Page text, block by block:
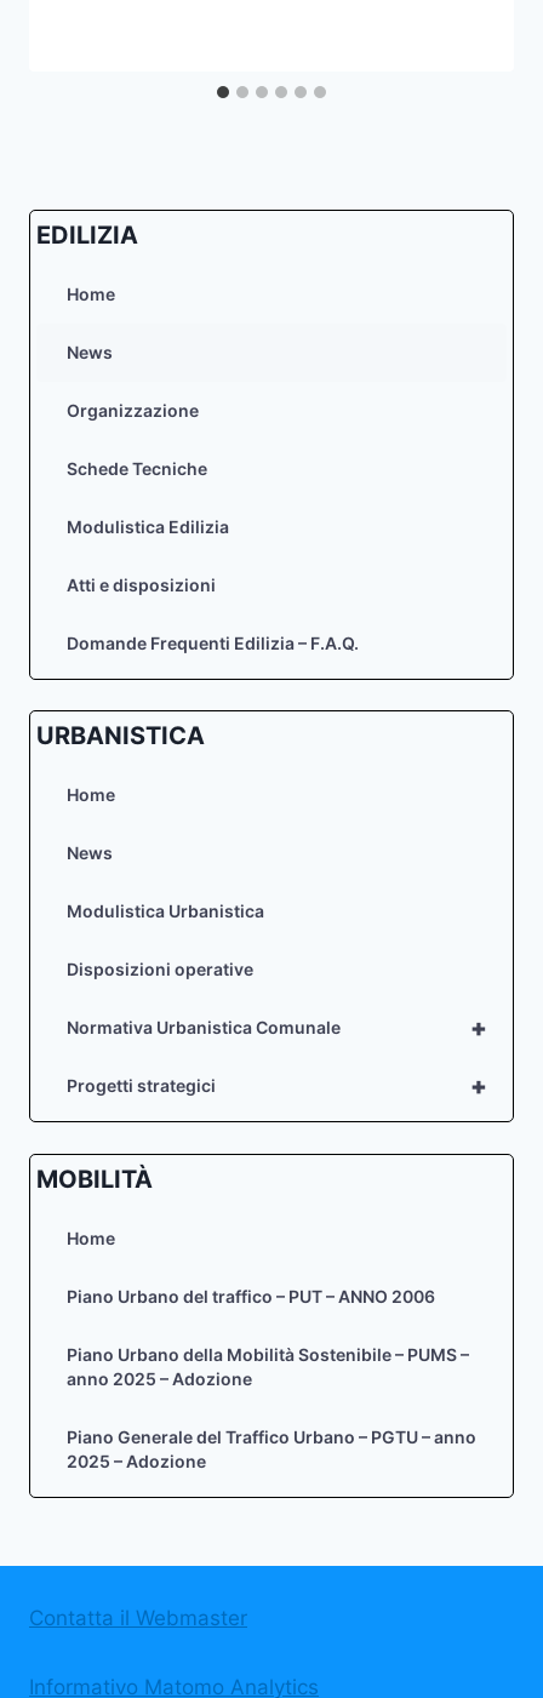
EDILIZIA
Home
News
Organizzazione
Schede Tecniche
Modulistica Edilizia
Atti e disposizioni
Domande Frequenti Edilizia – F.A.Q.
URBANISTICA
Home
News
Modulistica Urbanistica
Disposizioni operative
+
Normativa Urbanistica Comunale
+
Progetti strategici
MOBILITÀ
Home
Piano Urbano del traffico – PUT – ANNO 2006
Piano Urbano della Mobilità Sostenibile – PUMS –
anno 2025 – Adozione
Piano Generale del Traffico Urbano – PGTU – anno
2025 – Adozione
Contatta il Webmaster
Informativo Matomo Analytics